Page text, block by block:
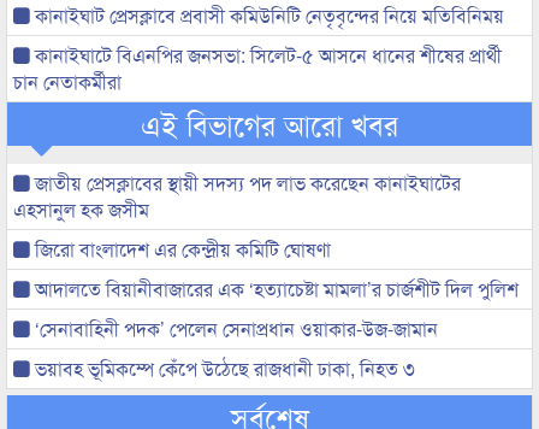
কানাইঘাট প্রেসক্লাবে প্রবাসী কমিউনিটি নেতৃবৃন্দের নিয়ে মতিবিনিময়
কানাইঘাটে বিএনপির জনসভা: সিলেট-৫ আসনে ধানের শীষের প্রার্থী
চান নেতাকর্মীরা
এই বিভাগের আরো খবর
জাতীয় প্রেসক্লাবের স্থায়ী সদস্য পদ লাভ করেছেন কানাইঘাটের
এহসানুল হক জসীম
জিরো বাংলাদেশ এর কেন্দ্রীয় কমিটি ঘোষণা
আদালতে বিয়ানীবাজারের এক ‘হত্যাচেষ্টা মামলা’র চার্জশীট দিল পুলিশ
‘সেনাবাহিনী পদক’ পেলেন সেনাপ্রধান ওয়াকার-উজ-জামান
ভয়াবহ ভূমিকম্পে কেঁপে উঠেছে রাজধানী ঢাকা, নিহত ৩
সর্বশেষ